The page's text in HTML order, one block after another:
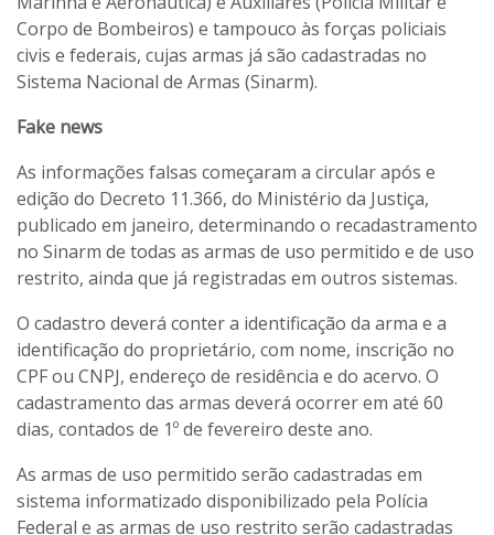
Corpo de Bombeiros) e tampouco às forças policiais
civis e federais, cujas armas já são cadastradas no
Sistema Nacional de Armas (Sinarm).
Fake news
As informações falsas começaram a circular após e
edição do Decreto 11.366, do Ministério da Justiça,
publicado em janeiro, determinando o recadastramento
no Sinarm de todas as armas de uso permitido e de uso
restrito, ainda que já registradas em outros sistemas.
O cadastro deverá conter a identificação da arma e a
identificação do proprietário, com nome, inscrição no
CPF ou CNPJ, endereço de residência e do acervo. O
cadastramento das armas deverá ocorrer em até 60
dias, contados de 1º de fevereiro deste ano.
As armas de uso permitido serão cadastradas em
sistema informatizado disponibilizado pela Polícia
Federal e as armas de uso restrito serão cadastradas